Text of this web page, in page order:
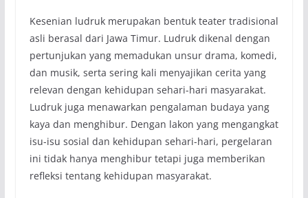
Kesenian ludruk merupakan bentuk teater tradisional
asli berasal dari Jawa Timur. Ludruk dikenal dengan
pertunjukan yang memadukan unsur drama, komedi,
dan musik, serta sering kali menyajikan cerita yang
relevan dengan kehidupan sehari-hari masyarakat.
Ludruk juga menawarkan pengalaman budaya yang
kaya dan menghibur. Dengan lakon yang mengangkat
isu-isu sosial dan kehidupan sehari-hari, pergelaran
ini tidak hanya menghibur tetapi juga memberikan
refleksi tentang kehidupan masyarakat.